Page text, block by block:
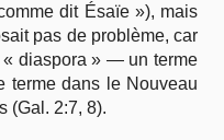
dit Ésaïe »), mais
pas de problème, car
« diaspora » — un terme
terme dans le Nouveau
(Gal. 2:7, 8).